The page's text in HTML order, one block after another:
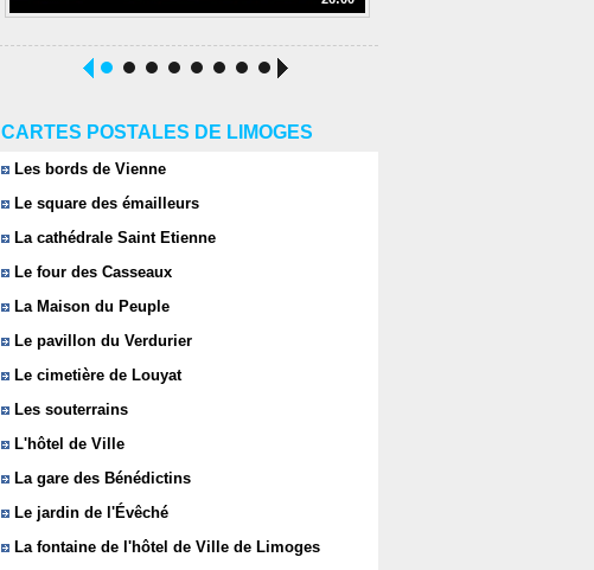
CARTES POSTALES DE LIMOGES
Les bords de Vienne
Le square des émailleurs
La cathédrale Saint Etienne
Le four des Casseaux
La Maison du Peuple
Le pavillon du Verdurier
Le cimetière de Louyat
Les souterrains
L'hôtel de Ville
La gare des Bénédictins
Le jardin de l'Évêché
La fontaine de l'hôtel de Ville de Limoges